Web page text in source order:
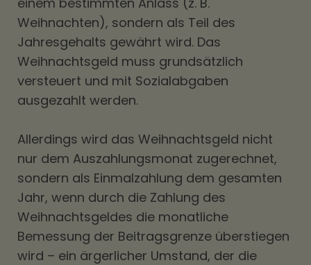
Weihnachten), sondern als Teil des
Jahresgehalts gewährt wird. Das
Weihnachtsgeld muss grundsätzlich
versteuert und mit Sozialabgaben
ausgezahlt werden.
Allerdings wird das Weihnachtsgeld nicht
nur dem Auszahlungsmonat zugerechnet,
sondern als Einmalzahlung dem gesamten
Jahr, wenn durch die Zahlung des
Weihnachtsgeldes die monatliche
Bemessung der Beitragsgrenze überstiegen
wird – ein ärgerlicher Umstand, der die